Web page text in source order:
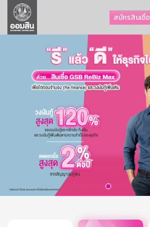
สมัครสินเชื่อ
ลูกค้าธุรกิจ
ลูกค้าผู้ประกอบรายย่อย
โปรโมชัน
ออมเพื่อสุข
เกี่ยวกับธนาคาร
การพัฒนาที่ยั่งยืน
ข่าวสาร
บริการทางการเงิน
ติดต่อเรา
บริการออนไลน์
GSB Society